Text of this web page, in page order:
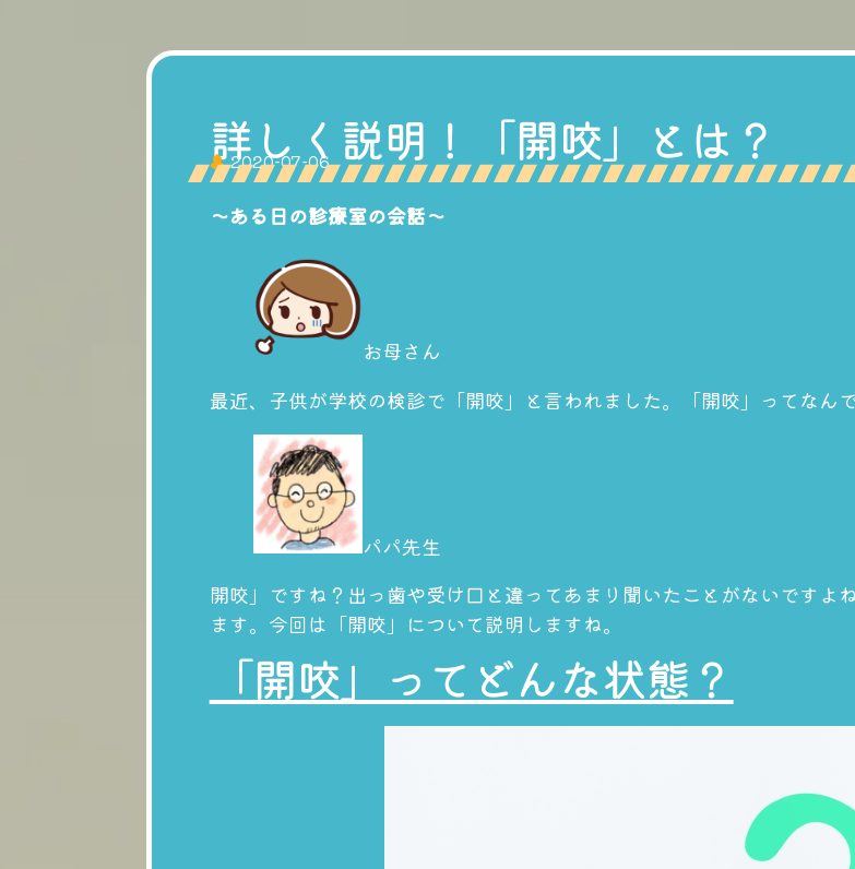
詳しく説明！「開咬」とは？
2020-07-06
〜ある日の診療室の会話〜
お母さん
最近、子供が学校の検診で「開咬」と言われました。「開咬」ってなん
パパ先生
開咬」ですね？出っ歯や受け口と違ってあまり聞いたことがないですよ
ます。今回は「開咬」について説明しますね。
「開咬」ってどんな状態？